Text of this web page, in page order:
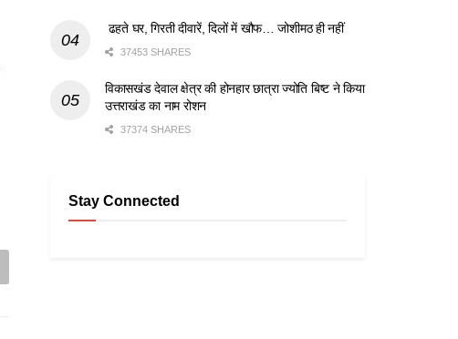
ढहते घर, गिरती दीवारें, दिलों में खौफ… जोशीमठ ही नहीं
37453 SHARES
विकासखंड देवाल क्षेत्र की होनहार छात्रा ज्योति बिष्ट ने किया
उत्तराखंड का नाम रोशन
37374 SHARES
Stay Connected